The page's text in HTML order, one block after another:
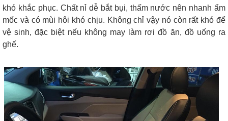
khó khắc phục. Chất nỉ dễ bắt bụi, thấm nước nên nhanh ẩm
mốc và có mùi hôi khó chịu. Không chỉ vậy nó còn rất khó để
vệ sinh, đặc biệt nếu không may làm rơi đồ ăn, đồ uống ra
ghế.